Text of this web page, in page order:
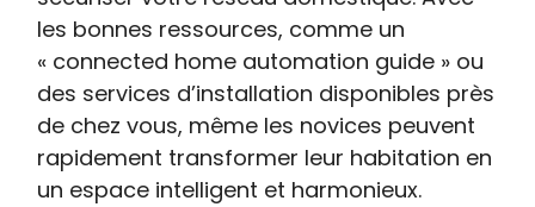
les bonnes ressources, comme un
« connected home automation guide » ou
des services d’installation disponibles près
de chez vous, même les novices peuvent
rapidement transformer leur habitation en
un espace intelligent et harmonieux.